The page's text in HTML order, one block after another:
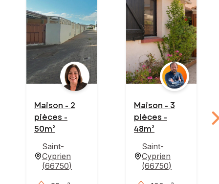
Maison - 2
pièces -
50m²
Saint-
Cyprien
(66750)
Maison - 3
pièces -
48m²
Saint-
Cyprien
(66750)